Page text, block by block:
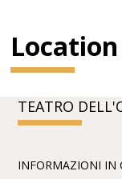
Location
TEATRO
INFORMAZIONI IN